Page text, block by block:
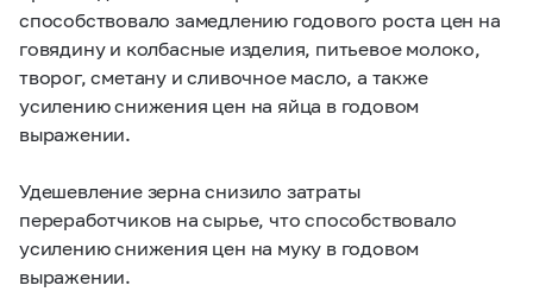
способствовало замедлению годового роста цен на
говядину и колбасные изделия, питьевое молоко,
творог, сметану и сливочное масло, а также
усилению снижения цен на яйца в годовом
выражении.
Удешевление зерна снизило затраты
переработчиков на сырье, что способствовало
усилению снижения цен на муку в годовом
выражении.